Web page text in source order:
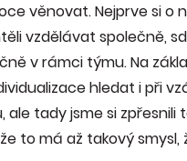
věnovat. Nejprve si o
vzdělávat společně,
v rámci týmu. Na
hledat i při
tady jsme si
to má až takový smysl,